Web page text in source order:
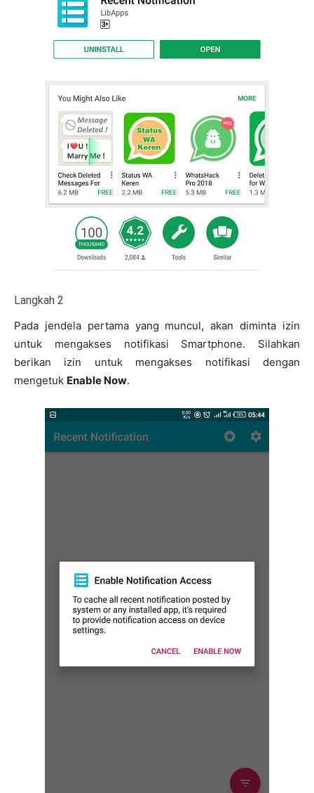
Langkah 2
Pada jendela pertama yang muncul, akan diminta izin
untuk mengakses notifikasi Smartphone. Silahkan
berikan izin untuk mengakses notifikasi dengan
mengetuk Enable Now.